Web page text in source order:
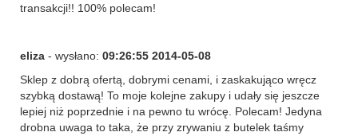
transakcji!! 100% polecam!
eliza - wysłano: 09:26:55 2014-05-08
Sklep z dobrą ofertą, dobrymi cenami, i zaskakująco wręcz
szybką dostawą! To moje kolejne zakupy i udały się jeszcze
lepiej niż poprzednie i na pewno tu wrócę. Polecam! Jedyna
drobna uwaga to taka, że przy zrywaniu z butelek taśmy